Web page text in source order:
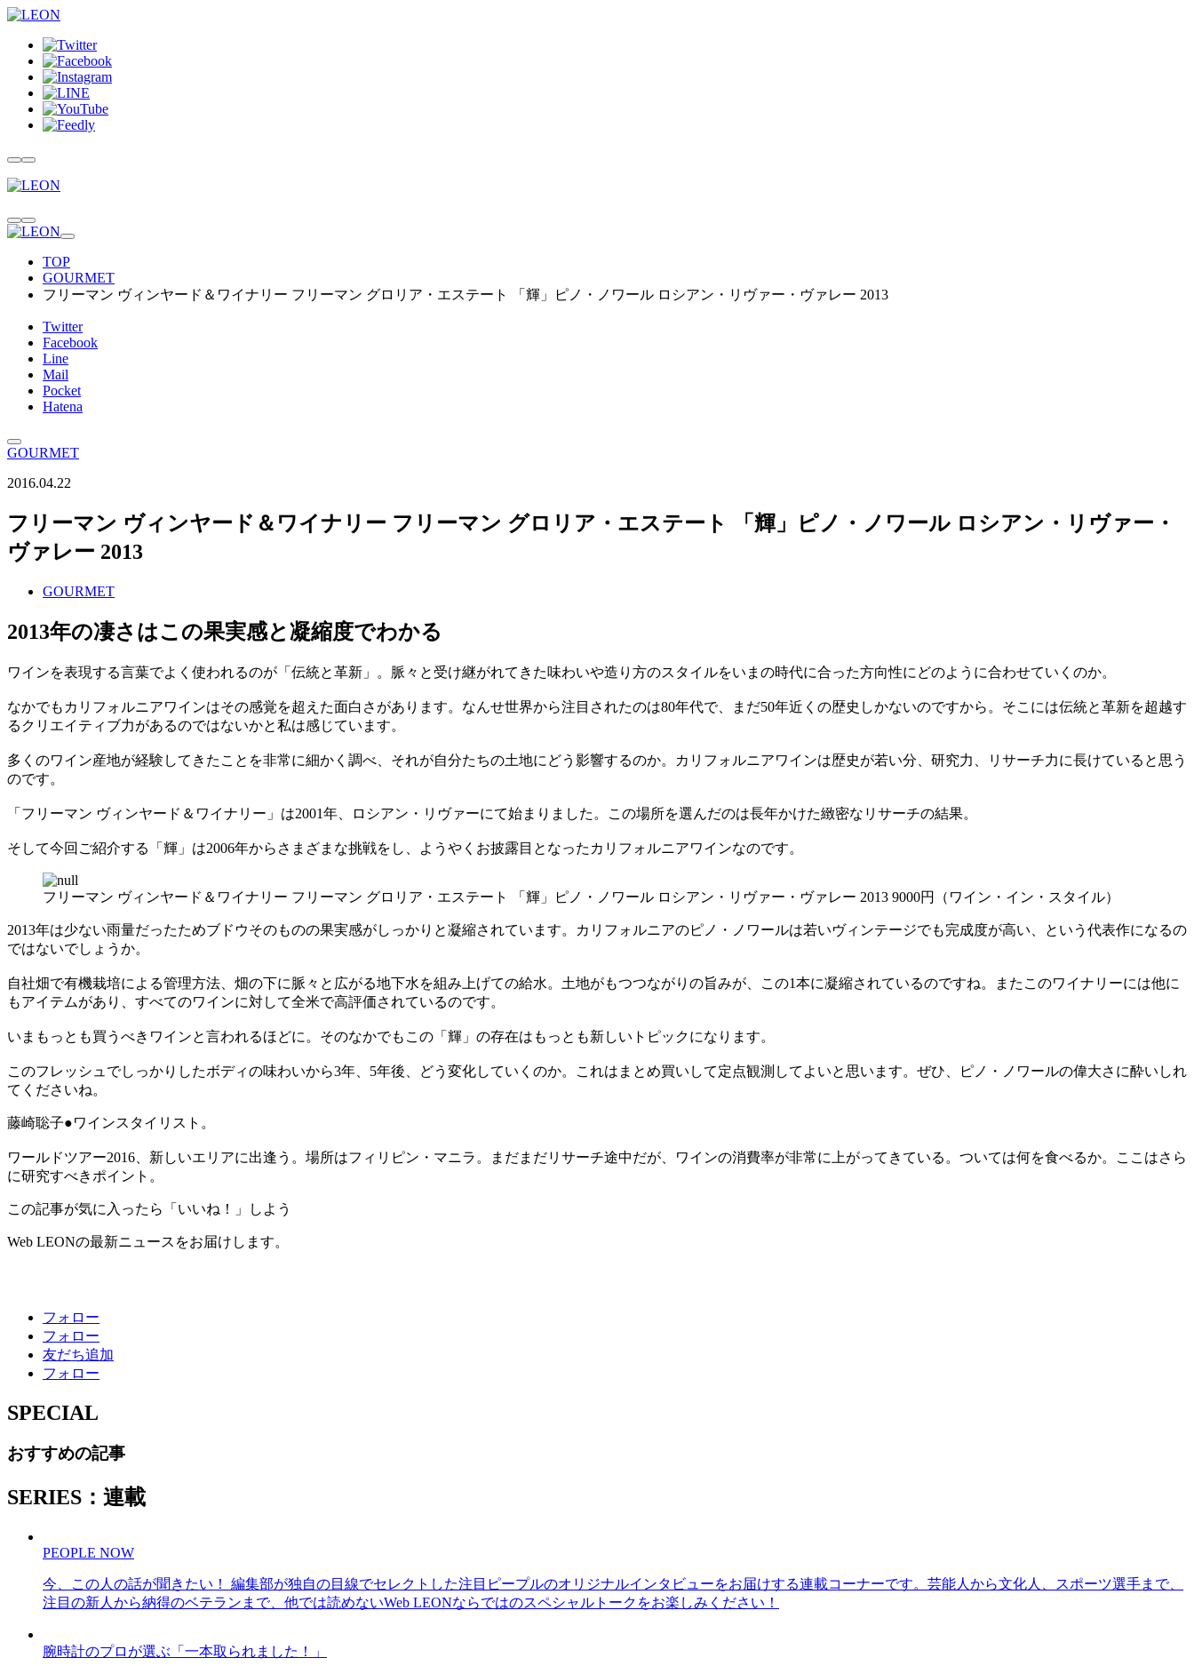
TOP
GOURMET
フリーマン ヴィンヤード＆ワイナリー フリーマン グロリア・エステート 「輝」ピノ・ノワール ロシアン・リヴァー・ヴァレー 2013
Twitter
Facebook
Line
Mail
Pocket
Hatena
GOURMET
2016.04.22
フリーマン ヴィンヤード＆ワイナリー フリーマン グロリア・エステート 「輝」ピノ・ノワール ロシアン・リヴァー・
ヴァレー 2013
GOURMET
2013年の凄さはこの果実感と凝縮度でわかる
ワインを表現する言葉でよく使われるのが「伝統と革新」。脈々と受け継がれてきた味わいや造り方のスタイルをいまの時代に合った方向性にどのように合わせていくのか。
なかでもカリフォルニアワインはその感覚を超えた面白さがあります。なんせ世界から注目されたのは80年代で、まだ50年近くの歴史しかないのですから。そこには伝統と革新を超越す
るクリエイティブ力があるのではないかと私は感じています。
多くのワイン産地が経験してきたことを非常に細かく調べ、それが自分たちの土地にどう影響するのか。カリフォルニアワインは歴史が若い分、研究力、リサーチ力に長けていると思う
のです。
「フリーマン ヴィンヤード＆ワイナリー」は2001年、ロシアン・リヴァーにて始まりました。この場所を選んだのは長年かけた緻密なリサーチの結果。
そして今回ご紹介する「輝」は2006年からさまざまな挑戦をし、ようやくお披露目となったカリフォルニアワインなのです。
フリーマン ヴィンヤード＆ワイナリー フリーマン グロリア・エステート 「輝」ピノ・ノワール ロシアン・リヴァー・ヴァレー 2013 9000円（ワイン・イン・スタイル）
2013年は少ない雨量だったためブドウそのものの果実感がしっかりと凝縮されています。カリフォルニアのピノ・ノワールは若いヴィンテージでも完成度が高い、という代表作になるの
ではないでしょうか。
自社畑で有機栽培による管理方法、畑の下に脈々と広がる地下水を組み上げての給水。土地がもつつながりの旨みが、この1本に凝縮されているのですね。またこのワイナリーには他に
もアイテムがあり、すべてのワインに対して全米で高評価されているのです。
いまもっとも買うべきワインと言われるほどに。そのなかでもこの「輝」の存在はもっとも新しいトピックになります。
このフレッシュでしっかりしたボディの味わいから3年、5年後、どう変化していくのか。これはまとめ買いして定点観測してよいと思います。ぜひ、ピノ・ノワールの偉大さに酔いしれ
てくださいね。
藤崎聡子●ワインスタイリスト。
ワールドツアー2016、新しいエリアに出逢う。場所はフィリピン・マニラ。まだまだリサーチ途中だが、ワインの消費率が非常に上がってきている。ついては何を食べるか。ここはさら
に研究すべきポイント。
この記事が気に入ったら「いいね！」しよう
Web LEONの最新ニュースをお届けします。
フォロー
フォロー
友だち追加
フォロー
SPECIAL
おすすめの記事
SERIES：連載
PEOPLE NOW
今、この人の話が聞きたい！ 編集部が独自の目線でセレクトした注目ピープルのオリジナルインタビューをお届けする連載コーナーです。芸能人から文化人、スポーツ選手まで、
注目の新人から納得のベテランまで、他では読めないWeb LEONならではのスペシャルトークをお楽しみください！
腕時計のプロが選ぶ「一本取られました！」